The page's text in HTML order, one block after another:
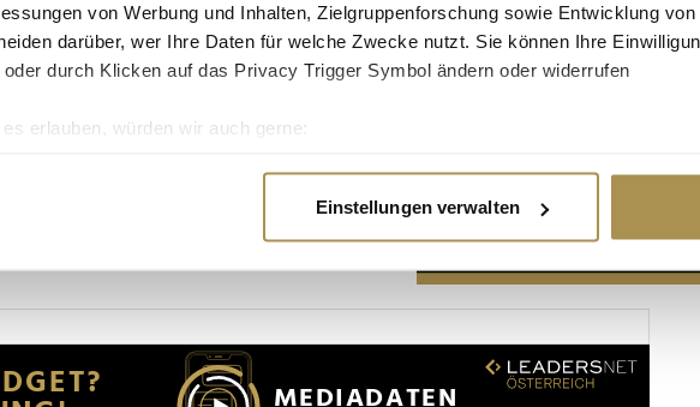
von Werbung und Inhalten, Zielgruppenforschung sowie Entwicklung
darüber, wer Ihre Daten für welche Zwecke nutzt. Sie können Ihre
oder durch Klicken auf das Privacy Trigger Symbol ändern oder widerrufen
erlauben, würden wir auch gerne:
Sie mehr darüber, wie Ihre persönlichen Daten verarbeitet werden, und legen Sie
Cookies, um Inhalte und Anzeigen zu personalisieren, Funktionen für soziale
unsere Partner für soziale Medien, Werbung und Analysen weiter. Unsere
mit weiteren Daten zusammen, die Sie ihnen bereitgestellt haben oder die
Einstellungen verwalten